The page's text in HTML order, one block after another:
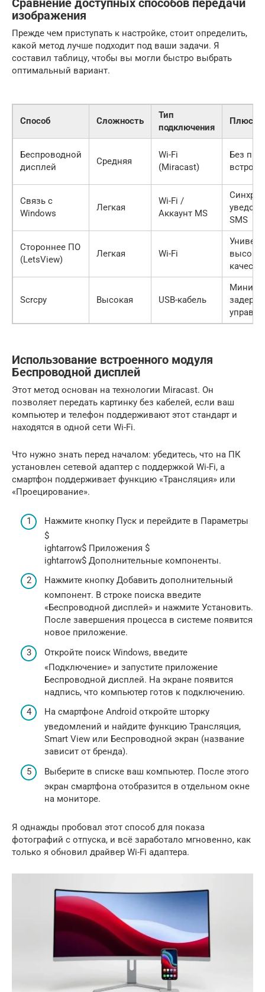
Сравнение доступных способов передачи
изображения
Прежде чем приступать к настройке, стоит определить,
какой метод лучше подходит под ваши задачи. Я
составил таблицу, чтобы вы могли быстро выбрать
оптимальный вариант.
Способ Сложность
Тип
подключения
Плюсы
Беспроводной
дисплей
Средняя
Wi-Fi
(Miracast)
Без
Связь с
Windows
Легкая
Wi-Fi /
Аккаунт MS
SMS
Стороннее ПО
(LetsView)
Легкая Wi-Fi
Scrcpy Высокая USB-кабель
Использование встроенного модуля
Беспроводной дисплей
Этот метод основан на технологии Miracast. Он
позволяет передать картинку без кабелей, если ваш
компьютер и телефон поддерживают этот стандарт и
находятся в одной сети Wi-Fi.
Что нужно знать перед началом: убедитесь, что на ПК
установлен сетевой адаптер с поддержкой Wi-Fi, а
смартфон поддерживает функцию «Трансляция» или
«Проецирование».
Нажмите кнопку Пуск и перейдите в Параметры
$
ightarrow$ Приложения $
ightarrow$ Дополнительные компоненты.
Нажмите кнопку Добавить дополнительный
компонент. В строке поиска введите
«Беспроводной дисплей» и нажмите Установить.
После завершения процесса в системе появится
новое приложение.
Откройте поиск Windows, введите
«Подключение» и запустите приложение
Беспроводной дисплей. На экране появится
надпись, что компьютер готов к подключению.
На смартфоне Android откройте шторку
уведомлений и найдите функцию Трансляция,
Smart View или Беспроводной экран (название
зависит от бренда).
Выберите в списке ваш компьютер. После этого
экран смартфона отобразится в отдельном окне
на мониторе.
Я однажды пробовал этот способ для показа
фотографий с отпуска, и всё заработало мгновенно, как
только я обновил драйвер Wi-Fi адаптера.